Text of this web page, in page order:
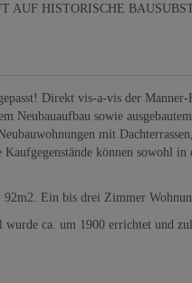
Direkt vis-a-vis der
Neubauaufbau sowie
mit
können sowohl
92m2. Ein bis drei Zimmer
ca. um 1900 errichtet und